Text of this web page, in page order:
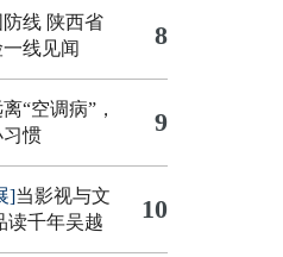
线 陕西省
线见闻
8
“空调病”，
惯
9
]当影视与文
读千年吴越
10